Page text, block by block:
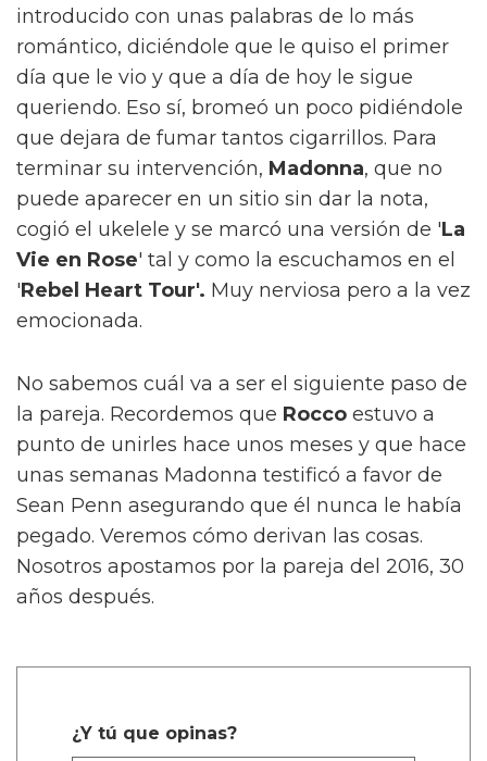
introducido con unas palabras de lo más
romántico, diciéndole que le quiso el primer
día que le vio y que a día de hoy le sigue
queriendo. Eso sí, bromeó un poco pidiéndole
que dejara de fumar tantos cigarrillos. Para
terminar su intervención, Madonna, que no
puede aparecer en un sitio sin dar la nota,
cogió el ukelele y se marcó una versión de 'La
Vie en Rose' tal y como la escuchamos en el
'Rebel Heart Tour'. Muy nerviosa pero a la vez
emocionada.
No sabemos cuál va a ser el siguiente paso de
la pareja. Recordemos que Rocco estuvo a
punto de unirles hace unos meses y que hace
unas semanas Madonna testificó a favor de
Sean Penn asegurando que él nunca le había
pegado. Veremos cómo derivan las cosas.
Nosotros apostamos por la pareja del 2016, 30
años después.
¿Y tú que opinas?